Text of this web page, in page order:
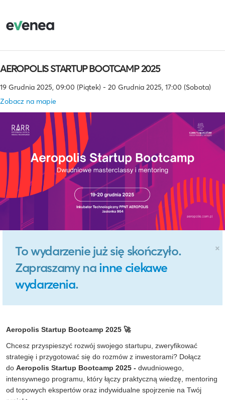
AEROPOLIS STARTUP BOOTCAMP 2025
19 Grudnia 2025, 09:00 (Piątek) - 20 Grudnia 2025, 17:00 (Sobota)
Zobacz na mapie
×
To wydarzenie już się skończyło.
Zapraszamy na inne ciekawe
wydarzenia.
Aeropolis Startup Bootcamp 2025 🚀
Chcesz przyspieszyć rozwój swojego startupu, zweryfikować
strategię i przygotować się do rozmów z inwestorami? Dołącz
do Aeropolis Startup Bootcamp 2025 - dwudniowego,
intensywnego programu, który łączy praktyczną wiedzę, mentoring
od topowych ekspertów oraz indywidualne spojrzenie na Twój